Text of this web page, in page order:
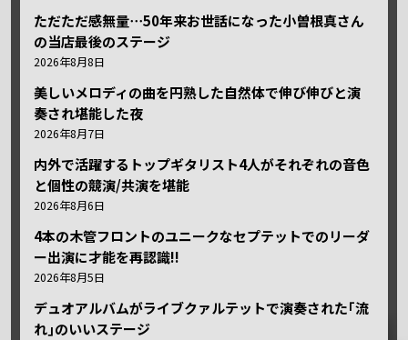
ただただ感無量⋯50年来お世話になった小曽根真さん
の当店最後のステージ
2026年8月8日
美しいメロディの曲を円熟した自然体で伸び伸びと演
奏され堪能した夜
2026年8月7日
内外で活躍するトップギタリスト4人がそれぞれの音色
と個性の競演/共演を堪能
2026年8月6日
4本の木管フロントのユニークなセプテットでのリーダ
ー出演に才能を再認識!!
2026年8月5日
デュオアルバムがライブクァルテットで演奏された｢流
れ｣のいいステージ